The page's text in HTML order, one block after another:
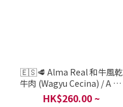
🇪🇸🥩 Alma Real 和牛風乾
牛肉 (Wagyu Cecina) / A LA
CARTE / 西班牙 León 省 / 每
HK$260.00 ~